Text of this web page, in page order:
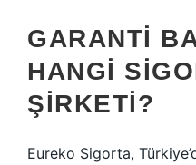
GARANTI
HANGI
ŞIRKETI?
Eureko Sigorta,